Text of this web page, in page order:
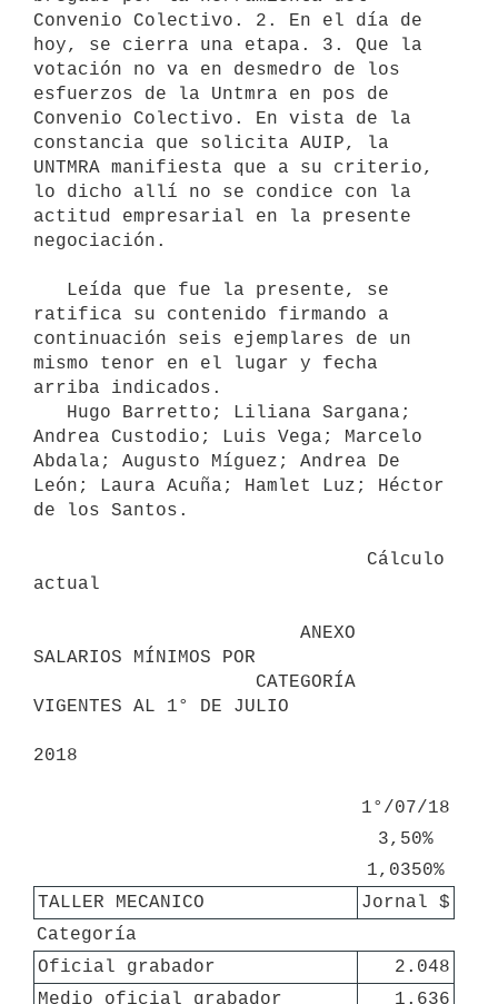
Convenio Colectivo. 2. En el día de
hoy, se cierra una etapa. 3. Que la
votación no va en desmedro de los
esfuerzos de la Untmra en pos de
Convenio Colectivo. En vista de la
constancia que solicita AUIP, la
UNTMRA manifiesta que a su criterio,
lo dicho allí no se condice con la
actitud empresarial en la presente
negociación.
ratifica su contenido firmando a
continuación seis ejemplares de un
mismo tenor en el lugar y fecha
arriba indicados.
Andrea Custodio; Luis Vega; Marcelo
Abdala; Augusto Míguez; Andrea De
León; Laura Acuña; Hamlet Luz; Héctor
de los Santos.
actual
SALARIOS MÍNIMOS POR
VIGENTES AL 1° DE JULIO
2018
1°/07/18
3,50%
1,0350%
TALLER MECANICO
Jornal $
Categoría
Oficial grabador
2.048
Medio oficial grabador
1.636